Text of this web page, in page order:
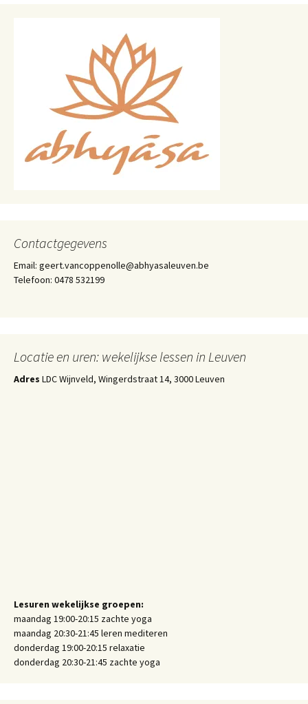
Contactgegevens
Email: geert.vancoppenolle@abhyasaleuven.be
Telefoon: 0478 532199
Locatie en uren: wekelijkse lessen in Leuven
Adres LDC Wijnveld, Wingerdstraat 14, 3000 Leuven
Lesuren wekelijkse groepen:
maandag 19:00-20:15 zachte yoga
maandag 20:30-21:45 leren mediteren
donderdag 19:00-20:15 relaxatie
donderdag 20:30-21:45 zachte yoga